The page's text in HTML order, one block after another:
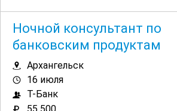
Ночной консультант по
банковским продуктам
Архангельск
16 июля
Т-Банк